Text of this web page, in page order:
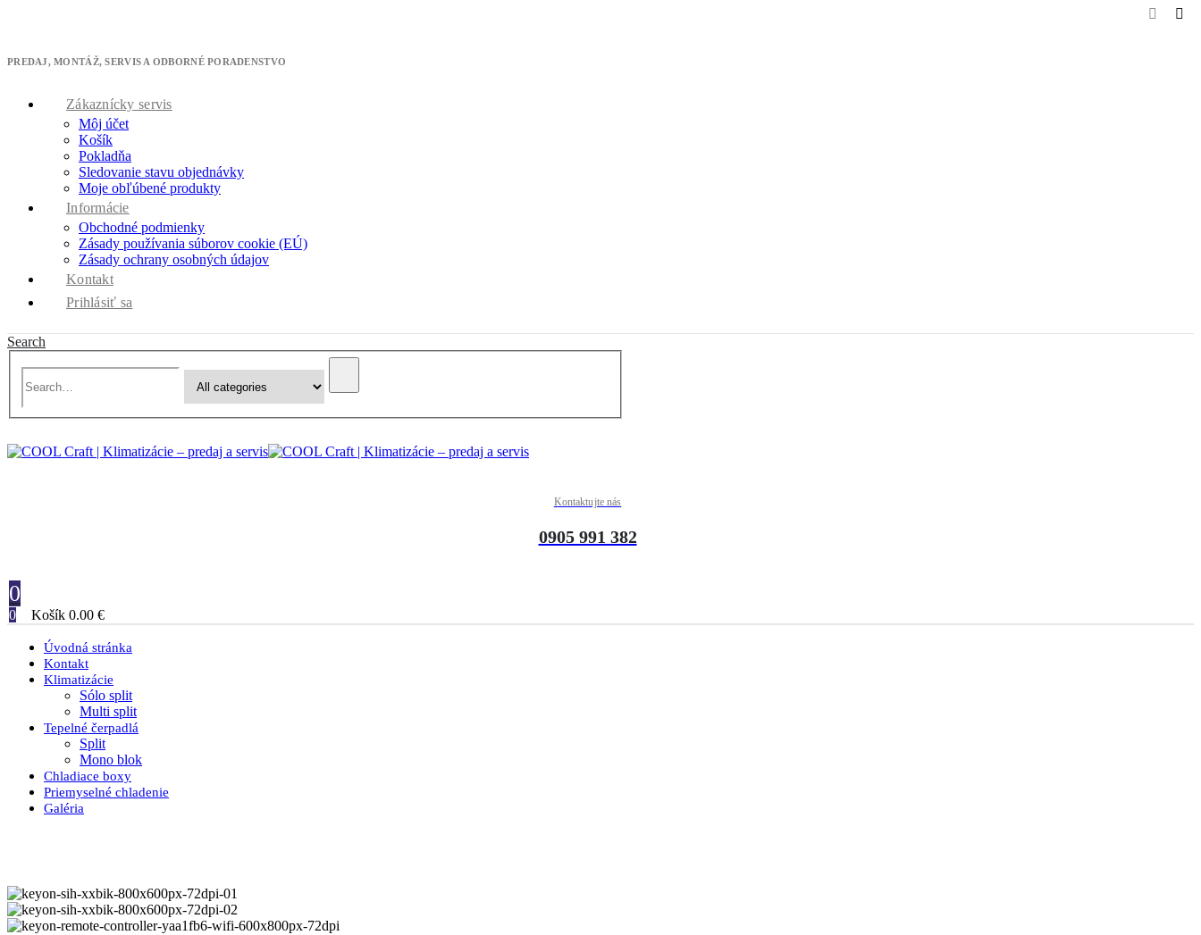
PREDAJ, MONTÁŽ, SERVIS A ODBORNÉ PORADENSTVO
Zákaznícky servis
Môj účet
Košík
Pokladňa
Sledovanie stavu objednávky
Moje obľúbené produkty
Informácie
Obchodné podmienky
Zásady používania súborov cookie (EÚ)
Zásady ochrany osobných údajov
Kontakt
Prihlásiť sa
Search
Kontaktujte nás
0905 991 382
0
0 Košík 0.00 €
Úvodná stránka
Kontakt
Klimatizácie
Sólo split
Multi split
Tepelné čerpadlá
Split
Mono blok
Chladiace boxy
Priemyselné chladenie
Galéria